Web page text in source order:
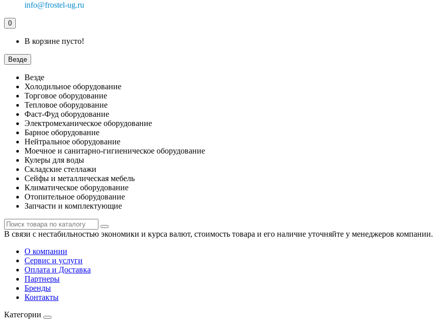
info@frostel-ug.ru
0
В корзине пусто!
Везде
Везде
Холодильное оборудование
Торговое оборудование
Тепловое оборудование
Фаст-Фуд оборудование
Электромеханическое оборудование
Барное оборудование
Нейтральное оборудование
Моечное и санитарно-гигиеническое оборудование
Кулеры для воды
Складские стеллажи
Сейфы и металлическая мебель
Климатическое оборудование
Отопительное оборудование
Запчасти и комплектующие
В связи с нестабильностью экономики и курса валют, стоимость товара и его наличие уточняйте у менеджеров компании.
О компании
Сервис и услуги
Оплата и Доставка
Партнеры
Бренды
Контакты
Категории